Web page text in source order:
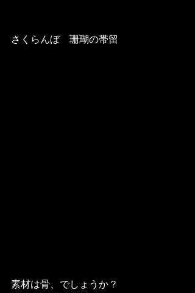
さくらんぼ　珊瑚の帯留
素材は骨、でしょうか？